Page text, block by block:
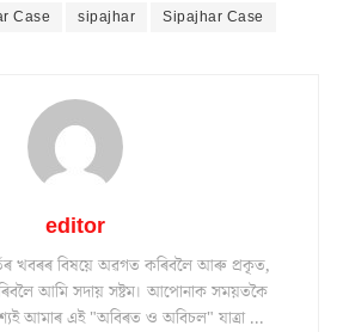
Case sipajhar Sipajhar Case
editor
খবৰৰ বিষয়ে অৱগত কৰিবলৈ আৰু প্ৰকৃত,
ধৰিবলৈ আমি সদায় সষ্টম। আপোনাক সময়তকৈ
আমাৰ এই "অবিৰত ও অবিচল" যাত্ৰা ...